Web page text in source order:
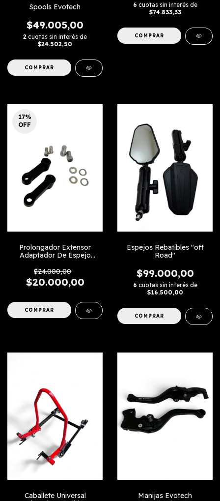
Spools Evotech
$49.005,00
2 cuotas sin interés de
$24.502,50
COMPRAR
6 cuotas sin interés de
$74.833,33
17%
OFF
Prolongador Extensor
Adaptador De Espejo
$24.000,00
$20.000,00
Espejos Rebatibles "off
Road"
$99.000,00
6 cuotas sin interés de
$16.500,00
Caballete Universal
Manijas Evotech